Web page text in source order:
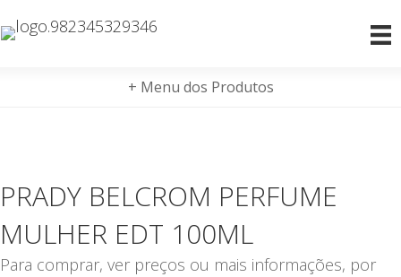
+ Menu dos Produtos
PRADY BELCROM PERFUME
MULHER EDT 100ML
Para comprar, ver preços ou mais informações, por